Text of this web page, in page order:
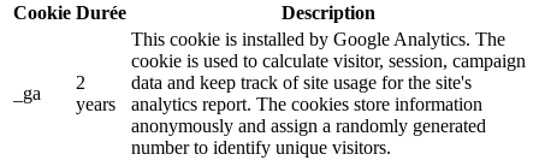
Cookie Durée Description
_ga
2
years
This cookie is installed by Google Analytics. The
cookie is used to calculate visitor, session, campaign
data and keep track of site usage for the site's
analytics report. The cookies store information
anonymously and assign a randomly generated
number to identify unique visitors.